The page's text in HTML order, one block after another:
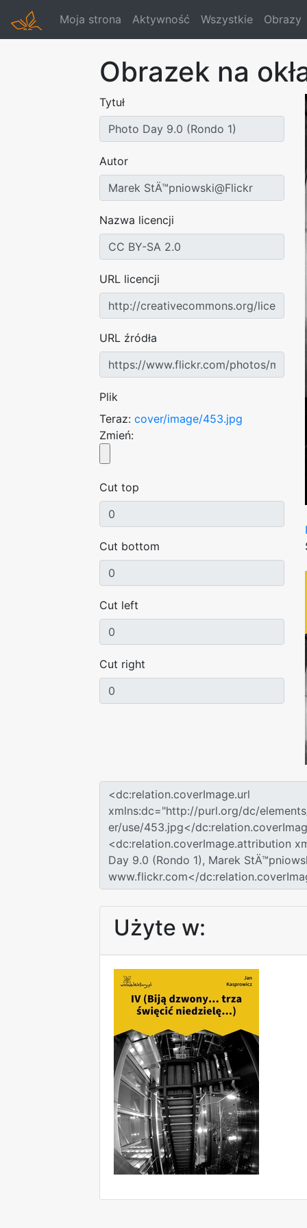
Moja strona Aktywność Wszystkie Obrazy
Obrazek na
Tytuł
Autor
Nazwa licencji
URL licencji
URL źródła
Plik
Teraz: cover/image/453.jpg
Zmień:
Cut top
Cut bottom
Cut left
Cut right
Użyte w: